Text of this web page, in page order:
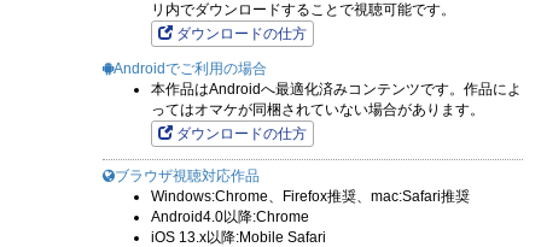
リ内でダウンロードすることで視聴可能です。
ダウンロードの仕方
Androidでご利用の場合
本作品はAndroidへ最適化済みコンテンツです。作品によ
ってはオマケが同梱されていない場合があります。
ダウンロードの仕方
ブラウザ視聴対応作品
Windows:Chrome、Firefox推奨、mac:Safari推奨
Android4.0以降:Chrome
iOS 13.x以降:Mobile Safari